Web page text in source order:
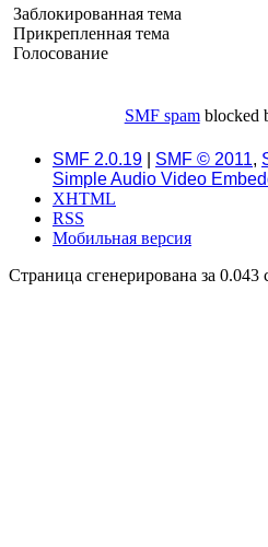
Заблокированная тема
Прикрепленная тема
Голосование
SMF spamblocked
SMF 2.0.19 SMF © 2011,
Simple Audio Video
XHTML
RSS
Мобильная версия
Страница сгенерирована за 0.043